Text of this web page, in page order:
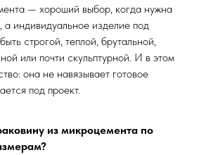
— хороший выбор, когда нужна
а индивидуальное изделие под
строгой, теплой, брутальной,
или почти скульптурной. И в этом
она не навязывает готовое
под проект.
из микроцемента по